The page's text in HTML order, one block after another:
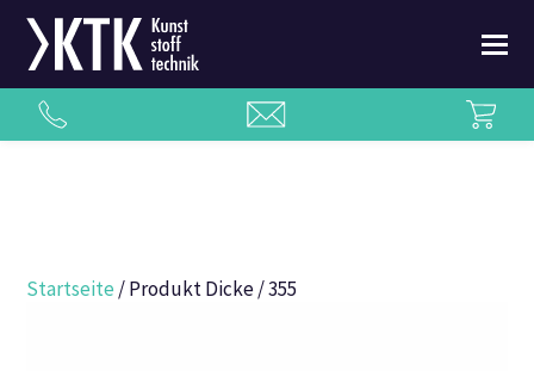
Startseite / Produkt Dicke / 355